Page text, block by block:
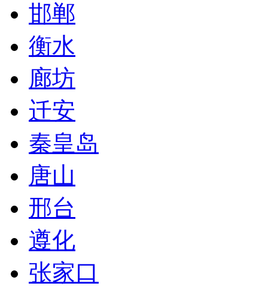
邯郸
衡水
廊坊
迁安
秦皇岛
唐山
邢台
遵化
张家口